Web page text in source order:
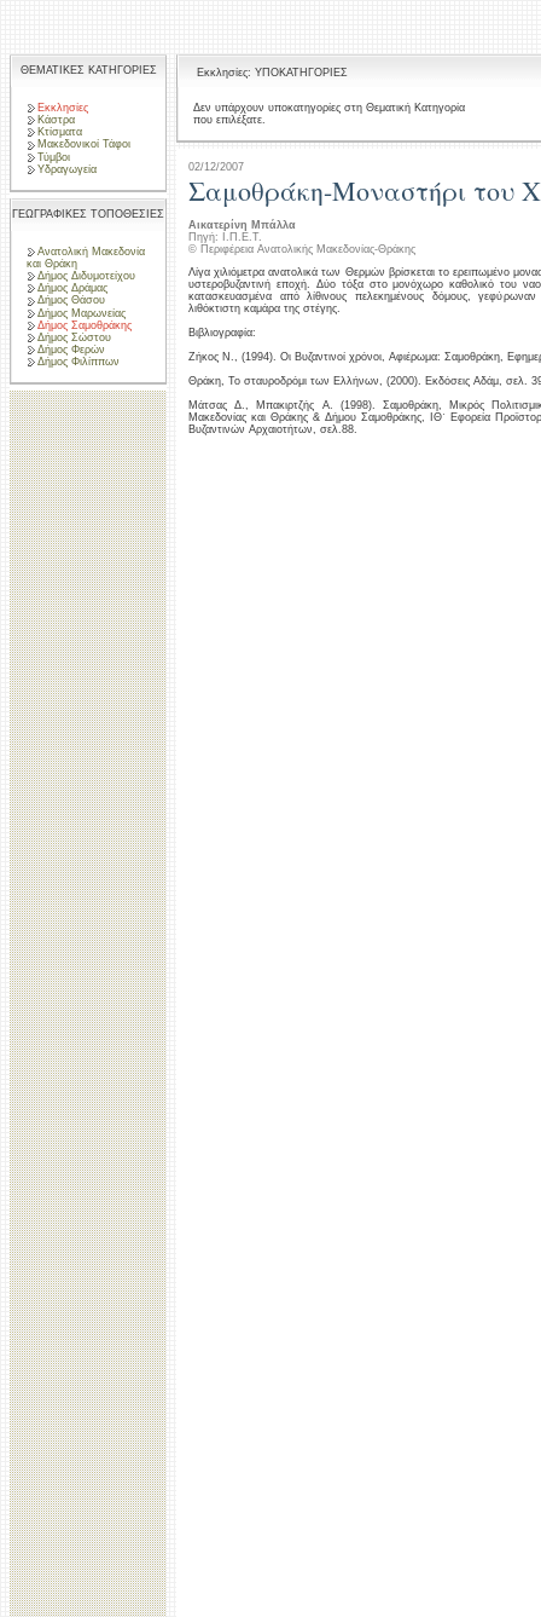
ΘΕΜΑΤΙΚΕΣ ΚΑΤΗΓΟΡΙΕΣ
Εκκλησίες
Κάστρα
Κτίσματα
Μακεδονικοί Τάφοι
Τύμβοι
Υδραγωγεία
ΓΕΩΓΡΑΦΙΚΕΣ ΤΟΠΟΘΕΣΙΕΣ
Ανατολική Μακεδονία
και Θράκη
Δήμος Διδυμοτείχου
Δήμος Δράμας
Δήμος Θάσου
Δήμος Μαρωνείας
Δήμος Σαμοθράκης
Δήμος Σώστου
Δήμος Φερών
Δήμος Φιλίππων
Εκκλησίες: ΥΠΟΚΑΤΗΓΟΡΙΕΣ
Δεν υπάρχουν υποκατηγορίες στη Θεματική Κατηγορία
που επιλέξατε.
02/12/2007
Σαμοθράκη-Μοναστήρι του
Αικατερίνη Μπάλλα
Πηγή: Ι.Π.Ε.Τ.
© Περιφέρεια Ανατολικής Μακεδονίας-Θράκης
Λίγα χιλιόμετρα ανατολικά των Θερμών βρίσκεται το ερειπωμένο
υστεροβυζαντινή εποχή. Δύο τόξα στο μονόχωρο καθολικό του
κατασκευασμένα από λίθινους πελεκημένους δόμους,
λιθόκτιστη καμάρα της στέγης.
Βιβλιογραφία:
Ζήκος Ν., (1994). Οι Βυζαντινοί χρόνοι, Αφιέρωμα: Σαμοθράκη,
Θράκη, Το σταυροδρόμι των Ελλήνων, (2000). Εκδόσεις Αδάμ, σελ.
Μάτσας Δ., Μπακιρτζής Α. (1998). Σαμοθράκη, Μικρός
Μακεδονίας και Θράκης & Δήμου Σαμοθράκης, ΙΘ΄ Εφορεία
Βυζαντινών Αρχαιοτήτων, σελ.88.